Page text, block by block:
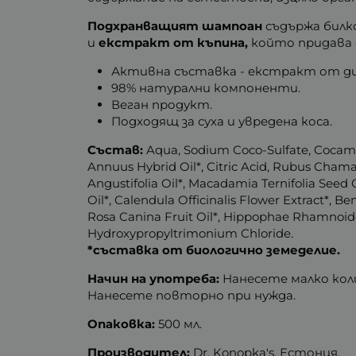
Подхранващият шампоан съдържа
иекстракт от къпина, който придава
Активна съставка - екстракт от
98% натурални компоненти.
Веган продукт.
Подходящ за суха и увредена коса.
Състав: Aqua, Sodium Coco-Sulfate,
Annuus Hybrid Oil*, Citric Acid, Rubus
Angustifolia Oil*, Macadamia Ternifolia
Oil*, Calendula Officinalis Flower Extract*,
Rosa Canina Fruit Oil*, Hippophae
Hydroxypropyltrimonium Chloride.
*съставка от биологично земеделие.
Начин на употреба: Нанесете малко
Нанесете повторно при нужда.
Опаковка: 500 мл.
Производител: Dr. Konopka's, Естония.